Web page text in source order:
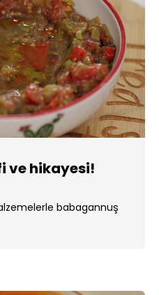
ve hikayesi!
babagannuş